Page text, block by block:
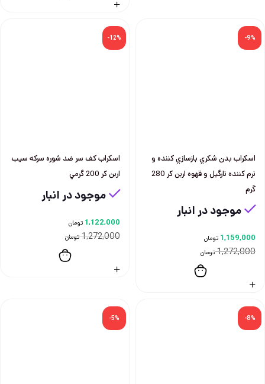
-9%
اسكراب بدن شكري بازسازي كننده و
نرم كننده نارگيل و قهوه اربن كر 280
گرم
موجود در انبار
1,272,000 تومان
1,159,000 تومان
-12%
اسكراب كف سر ضد شوره سركه سيب
اربن كر 200 گرمي
موجود در انبار
1,272,000 تومان
1,122,000 تومان
-8%
-5%